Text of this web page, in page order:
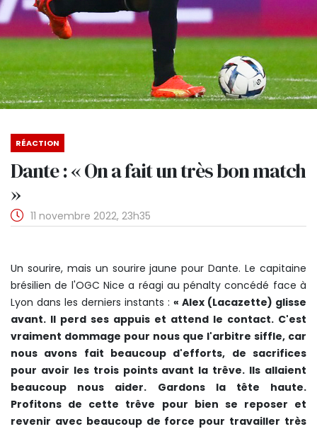
RÉACTION
Dante : « On a fait un très bon match
»
11 novembre 2022, 23h35
Un sourire, mais un sourire jaune pour Dante. Le capitaine
brésilien de l'OGC Nice a réagi au pénalty concédé face à
Lyon dans les derniers instants : « Alex (Lacazette) glisse
avant. Il perd ses appuis et attend le contact. C'est
vraiment dommage pour nous que l'arbitre siffle, car
nous avons fait beaucoup d'efforts, de sacrifices
pour avoir les trois points avant la trêve. Ils allaient
beaucoup nous aider. Gardons la tête haute.
Profitons de cette trêve pour bien se reposer et
revenir avec beaucoup de force pour travailler très